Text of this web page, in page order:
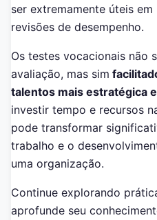
ser extremamente úteis
revisões de desempenho.
Os testes vocacionais não
avaliação, mas sim
talentos mais estratégica
investir tempo e recursos
pode transformar
trabalho e o
uma organização.
Continue explorando
aprofunde seu